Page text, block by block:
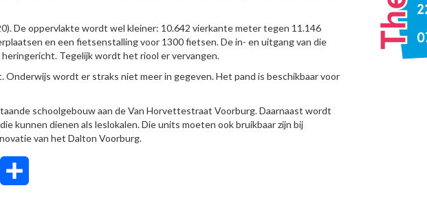
De oppervlakte wordt wel kleiner: 10.642 vierkante meter tegen 11.146
en een fietsenstalling voor 1300 fietsen. De in- en uitgang van die
Tegelijk wordt het riool er vervangen.
wordt er straks niet meer in gegeven. Het pand is beschikbaar voor
schoolgebouw aan de Van Horvettestraat Voorburg. Daarnaast wordt
kunnen dienen als leslokalen. Die units moeten ook bruikbaar zijn bij
van het Dalton Voorburg.
WhatsApp